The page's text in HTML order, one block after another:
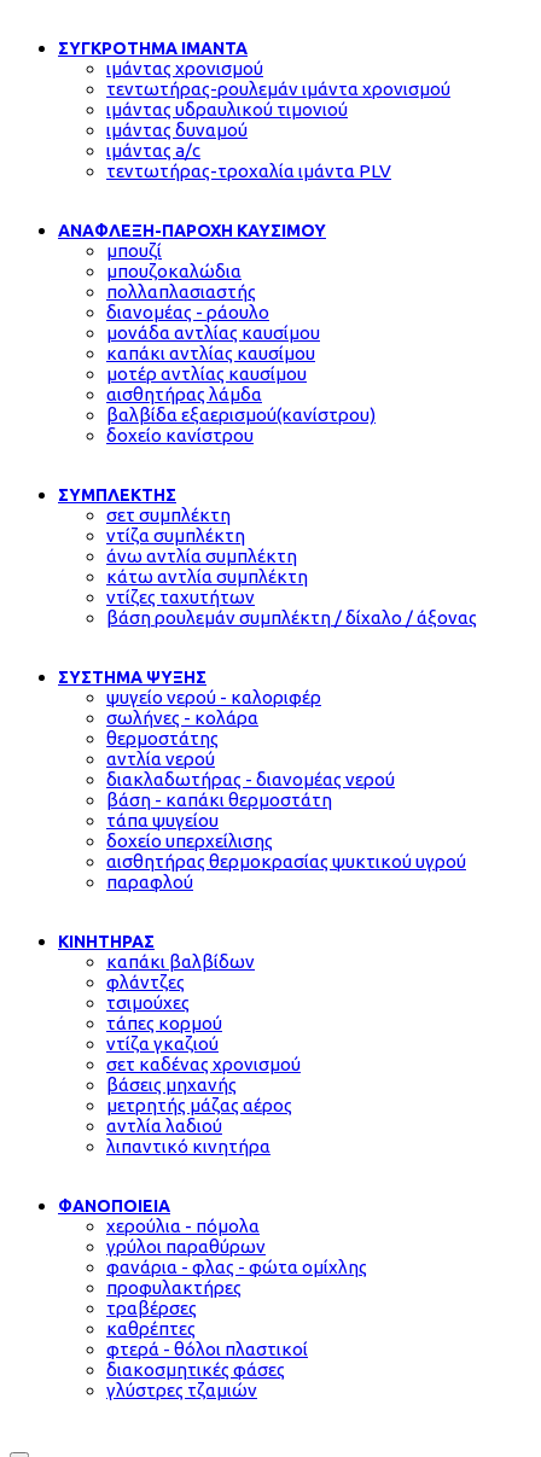
ΣΥΓΚΡΟΤΗΜΑ ΙΜΑΝΤΑ
ιμάντας χρονισμού
τεντωτήρας-ρουλεμάν ιμάντα χρονισμού
ιμάντας υδραυλικού τιμονιού
ιμάντας δυναμού
ιμάντας a/c
τεντωτήρας-τροχαλία ιμάντα PLV
ΑΝΑΦΛΕΞΗ-ΠΑΡΟΧΗ ΚΑΥΣΙΜΟΥ
μπουζί
μπουζοκαλώδια
πολλαπλασιαστής
διανομέας - ράουλο
μονάδα αντλίας καυσίμου
καπάκι αντλίας καυσίμου
μοτέρ αντλίας καυσίμου
αισθητήρας λάμδα
βαλβίδα εξαερισμού(κανίστρου)
δοχείο κανίστρου
ΣΥΜΠΛΕΚΤΗΣ
σετ συμπλέκτη
ντίζα συμπλέκτη
άνω αντλία συμπλέκτη
κάτω αντλία συμπλέκτη
ντίζες ταχυτήτων
βάση ρουλεμάν συμπλέκτη / δίχαλο / άξονας
ΣΥΣΤΗΜΑ ΨΥΞΗΣ
ψυγείο νερού - καλοριφέρ
σωλήνες - κολάρα
θερμοστάτης
αντλία νερού
διακλαδωτήρας - διανομέας νερού
βάση - καπάκι θερμοστάτη
τάπα ψυγείου
δοχείο υπερχείλισης
αισθητήρας θερμοκρασίας ψυκτικού υγρού
παραφλού
ΚΙΝΗΤΗΡΑΣ
καπάκι βαλβίδων
φλάντζες
τσιμούχες
τάπες κορμού
ντίζα γκαζιού
σετ καδένας χρονισμού
βάσεις μηχανής
μετρητής μάζας αέρος
αντλία λαδιού
λιπαντικό κινητήρα
ΦΑΝΟΠΟΙΕΙΑ
χερούλια - πόμολα
γρύλοι παραθύρων
φανάρια - φλας - φώτα ομίχλης
προφυλακτήρες
τραβέρσες
καθρέπτες
φτερά - θόλοι πλαστικοί
διακοσμητικές φάσες
γλύστρες τζαμιών